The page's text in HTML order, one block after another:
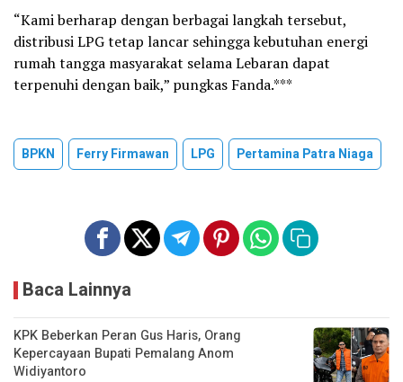
“Kami berharap dengan berbagai langkah tersebut,
distribusi LPG tetap lancar sehingga kebutuhan energi
rumah tangga masyarakat selama Lebaran dapat
terpenuhi dengan baik,” pungkas Fanda.***
BPKN Ferry Firmawan LPG Pertamina Patra Niaga
Baca Lainnya
KPK Beberkan Peran Gus Haris, Orang
Kepercayaan Bupati Pemalang Anom
Widiyantoro